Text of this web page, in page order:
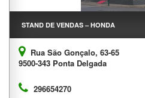
STAND DE VENDAS – HONDA
Rua São Gonçalo, 63-65
9500-343 Ponta Delgada
296654270